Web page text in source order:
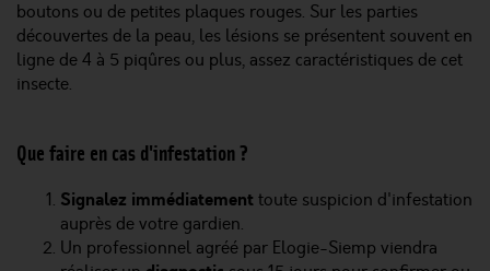
boutons ou de petites plaques rouges. Sur les parties
découvertes de la peau, les lésions se présentent souvent en
ligne de 4 à 5 piqûres ou plus, assez caractéristiques de cet
insecte.
Que faire en cas d'infestation ?
Signalez immédiatement toute suspicion d'infestation
auprès de votre gardien.
Un professionnel agréé par Elogie-Siemp viendra